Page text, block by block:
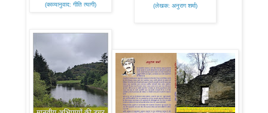
(काव्यानुवाद: गीति त्यागी)
(लेखक: अनुराग शर्मा)